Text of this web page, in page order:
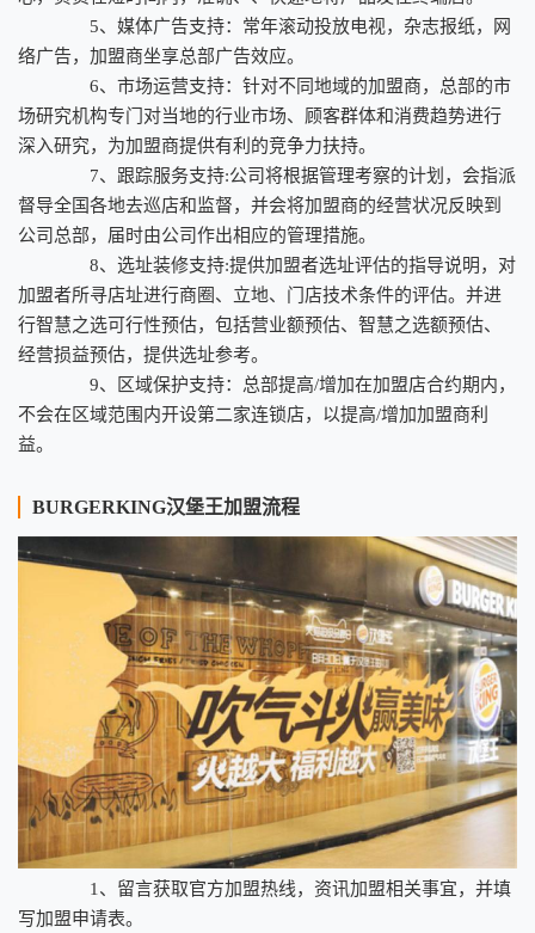
5、媒体广告支持：常年滚动投放电视，杂志报纸，网
络广告，加盟商坐享总部广告效应。
6、市场运营支持：针对不同地域的加盟商，总部的市
场研究机构专门对当地的行业市场、顾客群体和消费趋势进行
深入研究，为加盟商提供有利的竞争力扶持。
7、跟踪服务支持:公司将根据管理考察的计划，会指派
督导全国各地去巡店和监督，并会将加盟商的经营状况反映到
公司总部，届时由公司作出相应的管理措施。
8、选址装修支持:提供加盟者选址评估的指导说明，对
加盟者所寻店址进行商圈、立地、门店技术条件的评估。并进
行智慧之选可行性预估，包括营业额预估、智慧之选额预估、
经营损益预估，提供选址参考。
9、区域保护支持：总部提高/增加在加盟店合约期内，
不会在区域范围内开设第二家连锁店，以提高/增加加盟商利
益。
BURGERKING汉堡王加盟流程
1、留言获取官方加盟热线，资讯加盟相关事宜，并填
写加盟申请表。